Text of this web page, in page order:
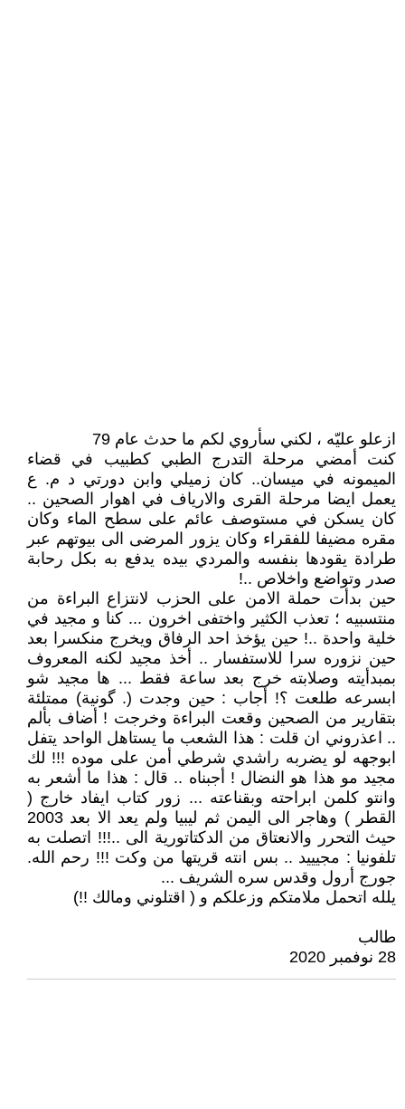
ازعلو عليّه ، لكني سأروي لكم ما حدث عام 79
كنت أمضي مرحلة التدرج الطبي كطبيب في قضاء
الميمونه في ميسان.. كان زميلي وابن دورتي د م. ع
يعمل ايضا مرحلة القرى والارياف في اهوار الصحين ..
كان يسكن في مستوصف عائم على سطح الماء وكان
مقره مضيفا للفقراء وكان يزور المرضى الى بيوتهم عبر
طرادة يقودها بنفسه والمردي بيده يدفع به بكل رحابة
صدر وتواضع واخلاص ..!
حين بدأت حملة الامن على الحزب لانتزاع البراءة من
منتسبيه ؛ تعذب الكثير واختفى اخرون ... كنا و مجيد في
خلية واحدة ..! حين يؤخذ احد الرفاق ويخرج منكسرا بعد
حين نزوره سرا للاستفسار .. أخذ مجيد لكنه المعروف
بمبدأيته وصلابته خرج بعد ساعة فقط ... ها مجيد شو
ابسرعه طلعت ؟! أجاب : حين وجدت (. گونية) ممتلئة
بتقارير من الصحين وقعت البراءة وخرجت ! أضاف بألم
.. اعذروني ان قلت : هذا الشعب ما يستاهل الواحد يتفل
ابوجهه لو يضربه راشدي شرطي أمن على موده !!! لك
مجيد مو هذا هو النضال ! أجبناه .. قال : هذا ما أشعر به
وانتو كلمن ابراحته وبقناعته ... زور كتاب ايفاد خارج (
القطر ) وهاجر الى اليمن ثم ليبيا ولم يعد الا بعد 2003
حيث التحرر والانعتاق من الدكتاتورية الى ..!!! اتصلت به
تلفونيا : مجيييد .. بس انته قريتها من وكت !!! رحم الله.
جورج أرول وقدس سره الشريف ...
يلله اتحمل ملامتكم وزعلكم و ( اقتلوني ومالك !!)
طالب
28 نوفمبر 2020